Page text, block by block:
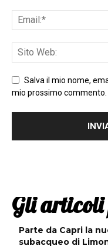
Salva il mio nome,
mio prossimo commento.
Gli
Parte da Capri la
subacqueo di